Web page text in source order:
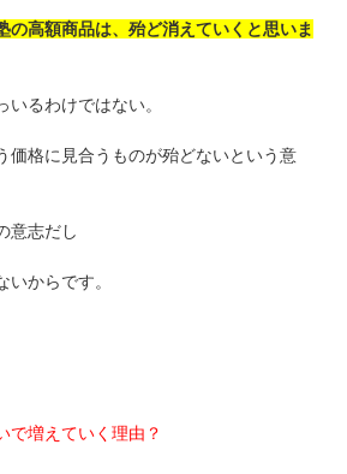
の高額商品は、殆ど消えていくと思いま
いるわけではない。
価格に見合うものが殆どないという意
意志だし
いからです。
で増えていく理由？